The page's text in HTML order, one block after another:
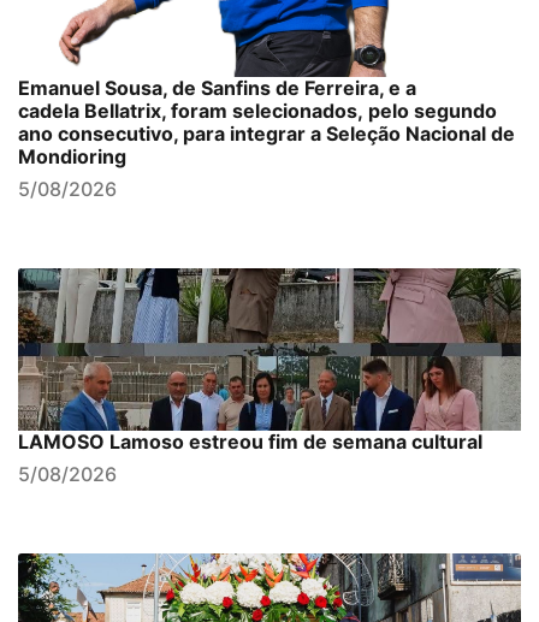
Emanuel Sousa, de Sanfins de Ferreira, e a
cadela Bellatrix, foram selecionados, pelo segundo
ano consecutivo, para integrar a Seleção Nacional de
Mondioring
5/08/2026
LAMOSO Lamoso estreou fim de semana cultural
5/08/2026